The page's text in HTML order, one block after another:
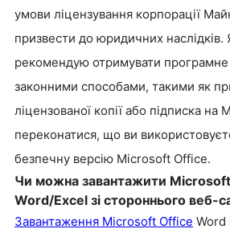
умови ліцензування корпорації
призвести до юридичних наслідків.
рекомендую отримувати
законними способами, такими як
ліцензованої копії або підписка
переконатися, що ви
безпечну версію Microsoft Office.
Чи можна завантажити
Word/Excel зі стороннього веб-
Завантаження Microsoft Office Word